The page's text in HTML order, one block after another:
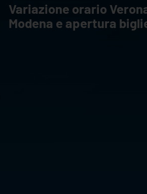
Variazione orario
Modena e apertura